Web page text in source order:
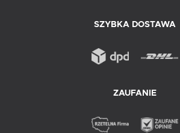
SZYBKA DOSTAWA
ZAUFANIE